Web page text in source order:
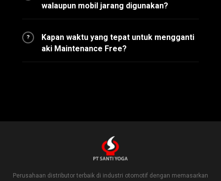
walaupun mobil jarang digunakan?
?
Kapan waktu yang tepat untuk mengganti
aki Maintenance Free?
Perusahaan distributor terbaik di industri otomotif dengan memasarkan